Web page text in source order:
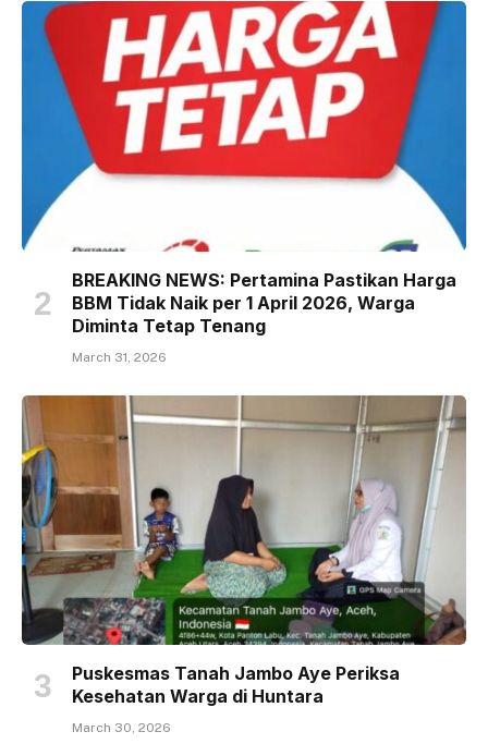
BREAKING NEWS: Pertamina Pastikan Harga
BBM Tidak Naik per 1 April 2026, Warga
Diminta Tetap Tenang
March 31, 2026
Puskesmas Tanah Jambo Aye Periksa
Kesehatan Warga di Huntara
March 30, 2026